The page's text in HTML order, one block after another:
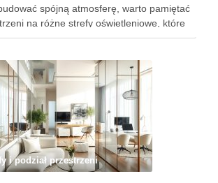
spójną atmosferę, warto pamiętać
na różne strefy oświetleniowe, które
Dzięki właściwemu doborowi
i podział przestrzeni